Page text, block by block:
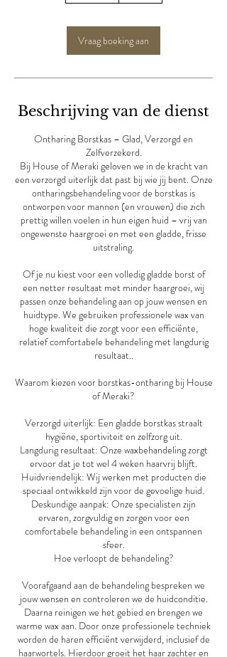
i
n
.
Vraag boeking aan
Beschrijving van de dienst
Ontharing Borstkas – Glad, Verzorgd en
Zelfverzekerd.
Bij House of Meraki geloven we in de kracht van
een verzorgd uiterlijk dat past bij wie jij bent. Onze
ontharingsbehandeling voor de borstkas is
ontworpen voor mannen (en vrouwen) die zich
prettig willen voelen in hun eigen huid – vrij van
ongewenste haargroei en met een gladde, frisse
uitstraling.
Of je nu kiest voor een volledig gladde borst of
een netter resultaat met minder haargroei, wij
passen onze behandeling aan op jouw wensen en
huidtype. We gebruiken professionele wax van
hoge kwaliteit die zorgt voor een efficiënte,
relatief comfortabele behandeling met langdurig
resultaat..
Waarom kiezen voor borstkas-ontharing bij House
of Meraki?
Verzorgd uiterlijk: Een gladde borstkas straalt
hygiëne, sportiviteit en zelfzorg uit.
Langdurig resultaat: Onze waxbehandeling zorgt
ervoor dat je tot wel 4 weken haarvrij blijft.
Huidvriendelijk: Wij werken met producten die
speciaal ontwikkeld zijn voor de gevoelige huid.
Deskundige aanpak: Onze specialisten zijn
ervaren, zorgvuldig en zorgen voor een
comfortabele behandeling in een ontspannen
sfeer.
Hoe verloopt de behandeling?
Voorafgaand aan de behandeling bespreken we
jouw wensen en controleren we de huidconditie.
Daarna reinigen we het gebied en brengen we
warme wax aan. Door onze professionele techniek
worden de haren efficiënt verwijderd, inclusief de
haarwortels. Hierdoor groeit het haar zachter en